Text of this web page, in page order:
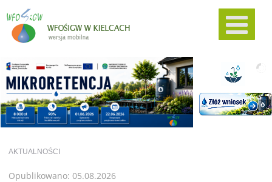
AKTUALNOŚCI
Opublikowano: 05.08.2026